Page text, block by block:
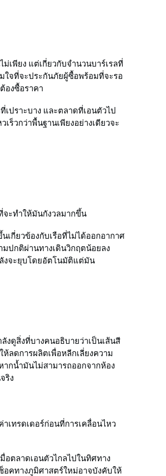
เพียง แต่เกี่ยวกับจำนวนบาร์เรลที่
ใจที่จะประกันภัยผู้ซื้อพร้อมที่จะรอ
องซื้อราคา
ปราะบาง และตลาดที่เอนตัวไป
ร็วกว่าพื้นฐานเพียงอย่างเดียวจะ
จะทำให้มันกังวลมากขึ้น
เกี่ยวข้องกับเรือที่ไม่ได้ออกอากาศ
ปกติผ่านทางเดินวิกฤตน้อยลง
งจะยุบโดยอัตโนมัติแต่มัน
ดูสิ่งที่บางคนอธิบายว่าเป็นเส้นสี
ลดการผลิตเพื่อหลีกเลี่ยงความ
ากน้ำมันไม่สามารถออกจากห้อง
ริง
เทรดเดอร์ก่อนที่การเคลื่อนไหว
อตลาดเอนตัวไกลไปในทิศทาง
อคทางภูมิศาสตร์ใหม่อาจบังคับให้